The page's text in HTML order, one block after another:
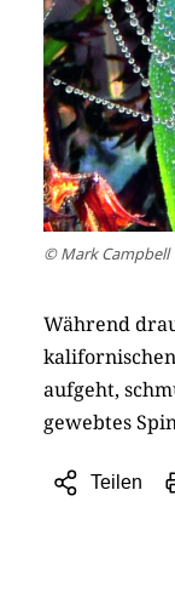
© Mark Campbell
Während
aufgeht,
gewebtes
Teilen
Sharing